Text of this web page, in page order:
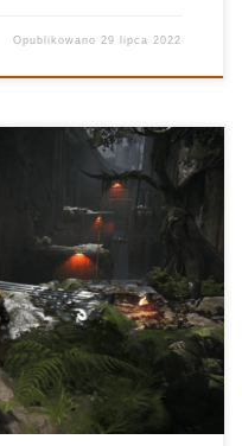
Opublikowano 29 lipca 2022
marek obecnego
oraz czytania książek,
wideo spod znaku Star
tytułach, jak seria